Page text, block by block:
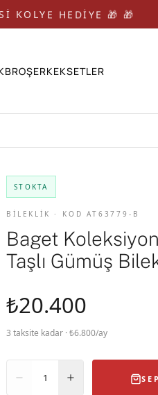
KOLYE HEDİYE 🎁 🎁
BROŞERKEKSETLER
STOKTA
BİLEKLİK · KOD AT63779-B
Baget
Taşlı Gümüş
₺20.400
3 taksite kadar · ₺6.800/ay
1